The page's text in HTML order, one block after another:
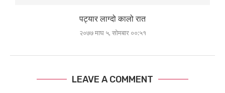
पट्यार लाग्दो कालो रात
२०७७ माघ ५, सोमबार ००:५१
LEAVE A COMMENT